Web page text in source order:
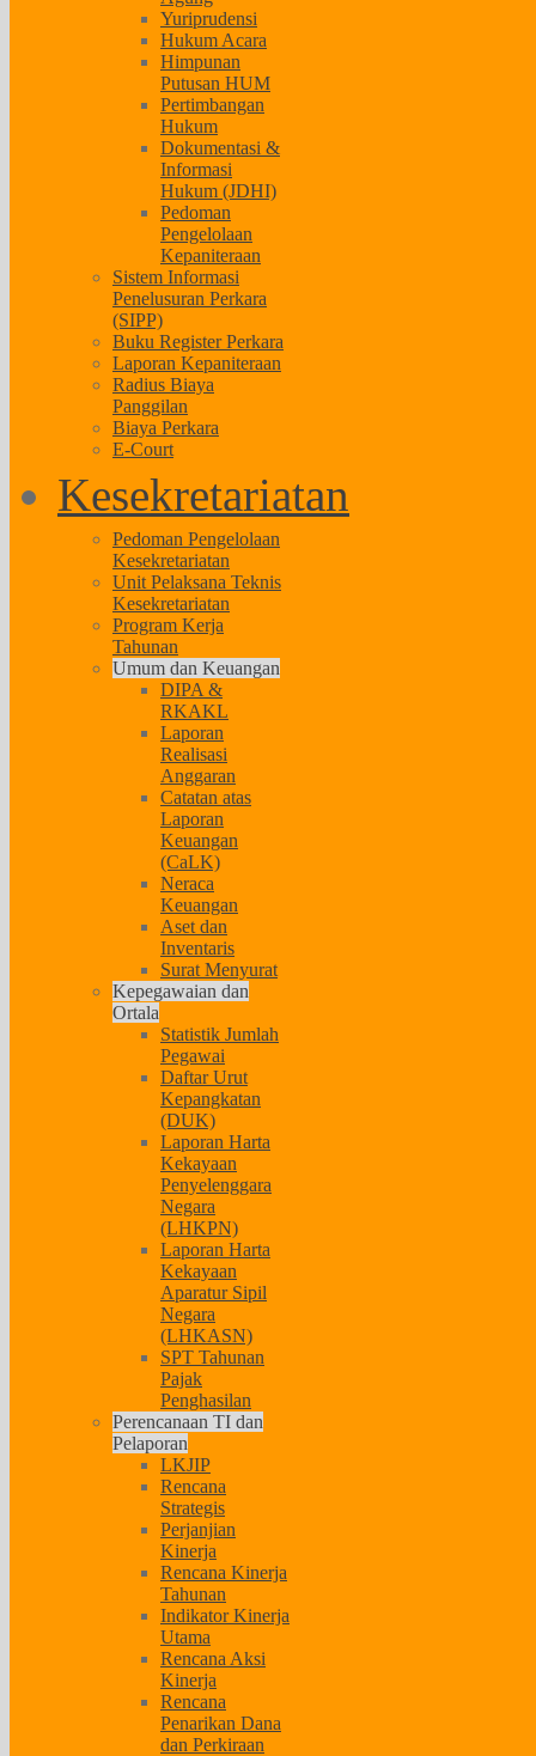
Yuriprudensi
Hukum Acara
Himpunan
Putusan HUM
Pertimbangan
Hukum
Dokumentasi &
Informasi
Hukum (JDHI)
Pedoman
Pengelolaan
Kepaniteraan
Sistem Informasi
Penelusuran Perkara
(SIPP)
Buku Register Perkara
Laporan Kepaniteraan
Radius Biaya
Panggilan
Biaya Perkara
E-Court
Kesekretariatan
Pedoman Pengelolaan
Kesekretariatan
Unit Pelaksana Teknis
Kesekretariatan
Program Kerja
Tahunan
Umum dan Keuangan
DIPA &
RKAKL
Laporan
Realisasi
Anggaran
Catatan atas
Laporan
Keuangan
(CaLK)
Neraca
Keuangan
Aset dan
Inventaris
Surat Menyurat
Kepegawaian dan
Ortala
Statistik Jumlah
Pegawai
Daftar Urut
Kepangkatan
(DUK)
Laporan Harta
Kekayaan
Penyelenggara
Negara
(LHKPN)
Laporan Harta
Kekayaan
Aparatur Sipil
Negara
(LHKASN)
SPT Tahunan
Pajak
Penghasilan
Perencanaan TI dan
Pelaporan
LKJIP
Rencana
Strategis
Perjanjian
Kinerja
Rencana Kinerja
Tahunan
Indikator Kinerja
Utama
Rencana Aksi
Kinerja
Rencana
Penarikan Dana
dan Perkiraan